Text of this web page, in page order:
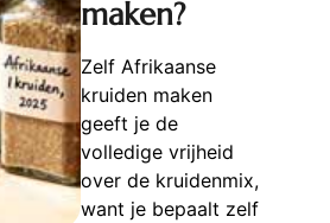
maken?
Zelf Afrikaanse
kruiden maken
geeft je de
volledige vrijheid
over de kruidenmix,
want je bepaalt zelf